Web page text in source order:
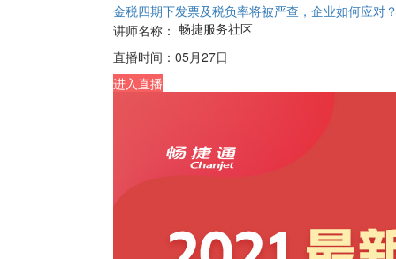
金税四期下发票及税负率将被严查，企业如何应对
讲师名称： 畅捷服务社区
直播时间： 05月27日
进入直播